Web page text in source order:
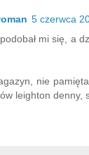
5 czerwca
mi się, a
nie
leighton denny,